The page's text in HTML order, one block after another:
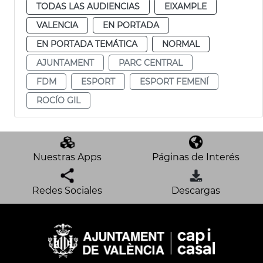
TODAS LAS AUDIENCIAS
EIXAMPLE
VALENCIA
EN PORTADA
EN PORTADA TEMÁTICA
NORMAL
AJUNTAMENT
PARC CENTRAL
FDM
ESPORT
ESPORT FEMENÍ
ROCÍO GIL
Nuestras Apps Páginas de Interés
Redes Sociales Descargas